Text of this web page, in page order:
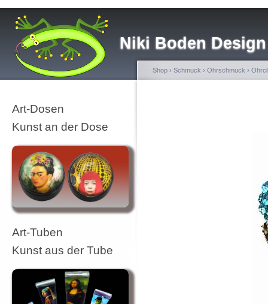
Niki Boden Design
Art-Dosen
Kunst an der Dose
Art-Tuben
Kunst aus der Tube
Shop › Schmuck › Ohrschmuck ›